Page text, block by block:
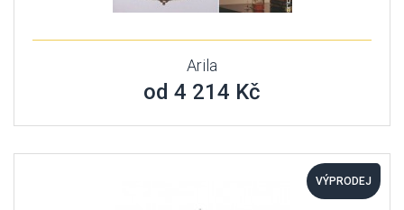
Arila
od 4 214 Kč
VÝPRODEJ